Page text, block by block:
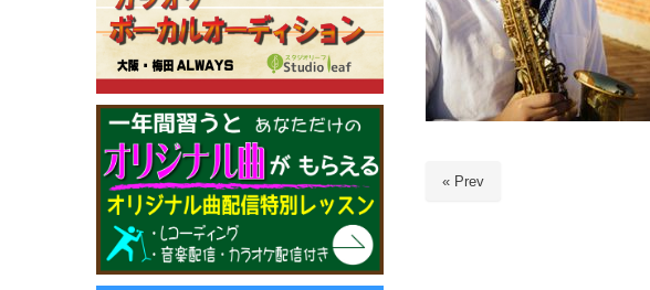
« Prev